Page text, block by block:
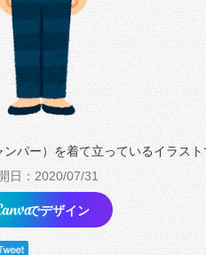
パー）を着て立っているイラスト
日：2020/07/31
でデザイン